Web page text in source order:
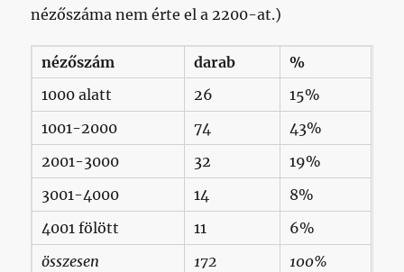
nézőszáma nem érte el a 2200-at.)
nézőszám darab
%
1000 alatt
26
15%
1001-2000
74
43%
2001-3000
32
19%
3001-4000
14
8%
4001 fölött
11
6%
összesen
172 100%